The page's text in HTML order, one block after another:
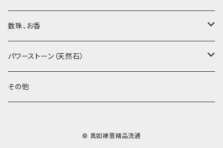
紅茶、白茶、緑茶
茶外茶、工藝茶、その他
周菊英（高級工藝美術師）
高級工藝美術師の作品
王柯鈞（高級工藝美術師）
茶杯、聞香杯
茶海、茶漏（茶漉し）
蓋碗、壷承、茶船
数珠、お香
お香、香炉
数珠、その他
パワーストーン（天然石）
アゲート（瑪瑙）
その他
© 真如禅意精品流通